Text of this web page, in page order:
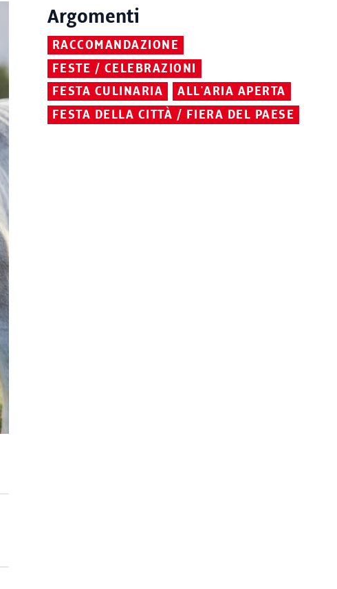
Argomenti
RACCOMANDAZIONE
FESTE / CELEBRAZIONI
FESTA CULINARIA
ALL'ARIA APERTA
FESTA DELLA CITTÀ / FIERA DEL PAESE